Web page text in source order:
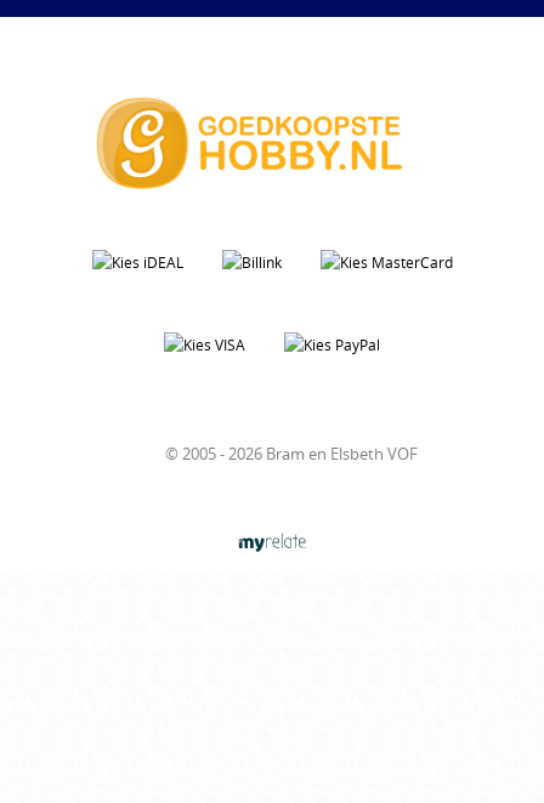
© 2005 - 2026 Bram en Elsbeth VOF